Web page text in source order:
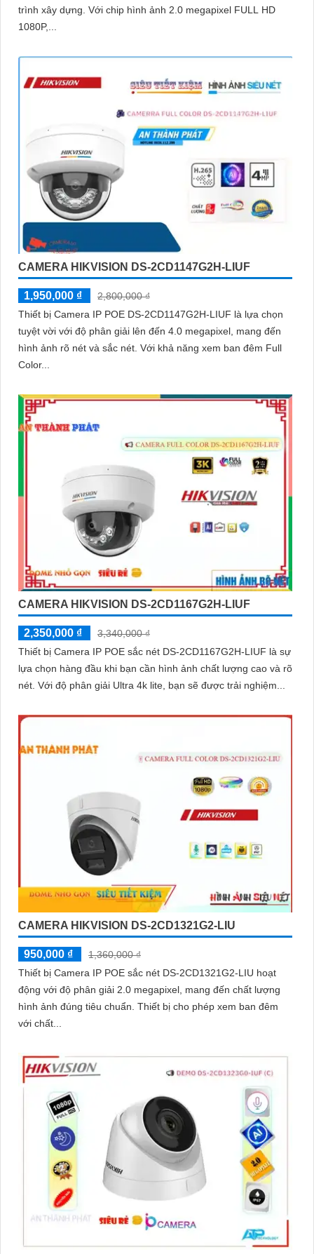
trình xây dựng. Với chip hình ảnh 2.0 megapixel FULL HD
1080P,...
CAMERA HIKVISION DS-2CD1147G2H-LIUF
1,950,000 ₫
2,800,000 ₫
Thiết bị Camera IP POE DS-2CD1147G2H-LIUF là lựa chọn
tuyệt vời với độ phân giải lên đến 4.0 megapixel, mang đến
hình ảnh rõ nét và sắc nét. Với khả năng xem ban đêm Full
Color...
CAMERA HIKVISION DS-2CD1167G2H-LIUF
2,350,000 ₫
3,340,000 ₫
Thiết bị Camera IP POE sắc nét DS-2CD1167G2H-LIUF là sự
lựa chọn hàng đầu khi bạn cần hình ảnh chất lượng cao và rõ
nét. Với độ phân giải Ultra 4k lite, bạn sẽ được trải nghiệm...
CAMERA HIKVISION DS-2CD1321G2-LIU
950,000 ₫
1,360,000 ₫
Thiết bị Camera IP POE sắc nét DS-2CD1321G2-LIU hoạt
động với độ phân giải 2.0 megapixel, mang đến chất lượng
hình ảnh đúng tiêu chuẩn. Thiết bị cho phép xem ban đêm
với chất...